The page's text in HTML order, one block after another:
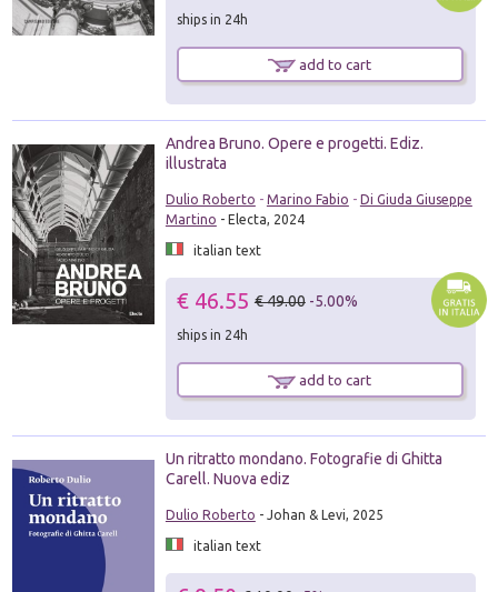
ships in 24h
add to cart
Andrea Bruno. Opere e progetti. Ediz.
illustrata
Dulio Roberto - Marino Fabio - Di Giuda Giuseppe
Martino - Electa, 2024
italian text
€ 46.55 € 49.00 -5.00%
ships in 24h
add to cart
Un ritratto mondano. Fotografie di Ghitta
Carell. Nuova ediz
Dulio Roberto - Johan & Levi, 2025
italian text